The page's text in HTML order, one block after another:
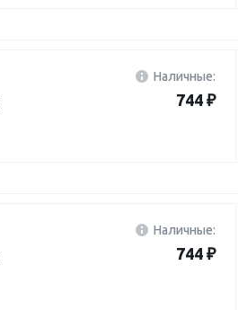
Наличные:
744 ₽
Наличные:
744 ₽